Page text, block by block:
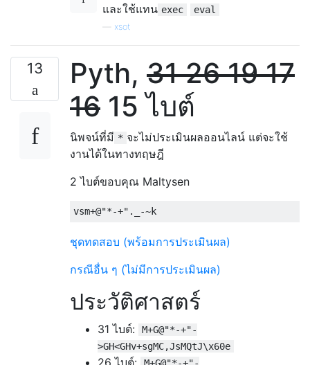
และใช้แทน exec eval
xsot
13 Pyth, 31261917
16 15 ไบต์
นิพจน์ที่มี * จะไม่ประเมินผลออนไลน์ แต่จะใช้
งานได้ในทางทฤษฎี
2 ไบต์ขอบคุณ Maltysen
ชุดทดสอบ (พร้อมการประเมินผล)
กรณีอื่น ๆ (ไม่มีการประเมินผล)
ประวัติศาสตร์
31 ไบต์:
M+G@"*-+"-
>GH<GHv+sgMC,JsMQtJ\x60e
26 ไบต์: